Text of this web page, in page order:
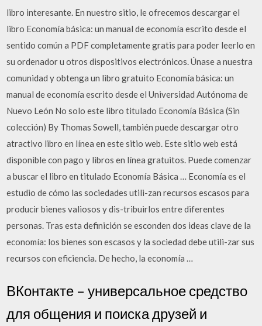
libro interesante. En nuestro sitio, le ofrecemos descargar el
libro Economía básica: un manual de economía escrito desde el
sentido común a PDF completamente gratis para poder leerlo en
su ordenador u otros dispositivos electrónicos. Únase a nuestra
comunidad y obtenga un libro gratuito Economía básica: un
manual de economía escrito desde el Universidad Autónoma de
Nuevo León No solo este libro titulado Economía Básica (Sin
colección) By Thomas Sowell, también puede descargar otro
atractivo libro en línea en este sitio web. Este sitio web está
disponible con pago y libros en línea gratuitos. Puede comenzar
a buscar el libro en titulado Economía Básica … Economía es el
estudio de cómo las sociedades utili-zan recursos escasos para
producir bienes valiosos y dis-tribuirlos entre diferentes
personas. Tras esta definición se esconden dos ideas clave de la
economía: los bienes son escasos y la sociedad debe utili-zar sus
recursos con eficiencia. De hecho, la economía …
ВКонтакте – универсальное средство
для общения и поиска друзей и